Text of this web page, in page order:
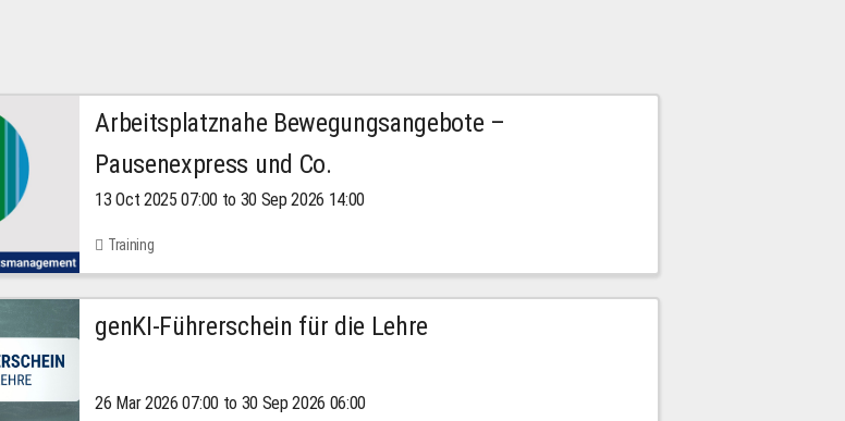
Arbeitsplatznahe Bewegungsangebote –
Pausenexpress und Co.
13 Oct 2025 07:00 to 30 Sep 2026 14:00
Training
genKI-Führerschein für die Lehre
26 Mar 2026 07:00 to 30 Sep 2026 06:00